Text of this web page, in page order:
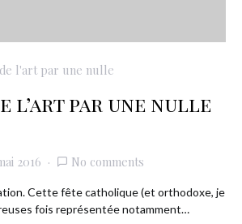
l'art par une nulle
l’art par une nulle
2016 No comments
Cette fête catholique (et orthodoxe, je
fois représentée notamment…